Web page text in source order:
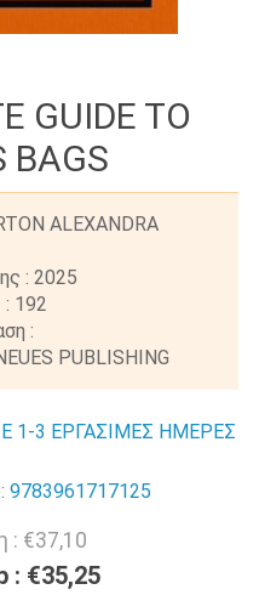
GUIDE TO
BAGS
ALEXANDRA
: 2025
: 192
:
PUBLISHING
1-3 ΕΡΓΑΣΙΜΕΣ ΗΜΕΡΕΣ
9783961717125
: €37,10
: €35,25